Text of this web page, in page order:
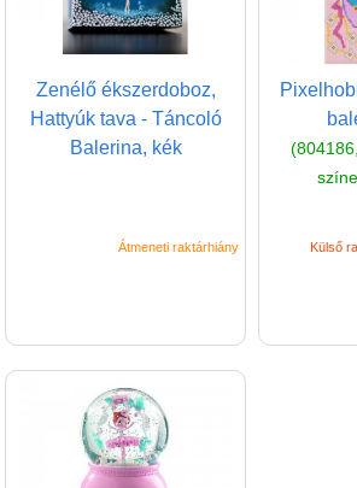
Zenélő ékszerdoboz,
Hattyúk tava - Táncoló
Balerina, kék
Átmeneti raktárhiány Külső